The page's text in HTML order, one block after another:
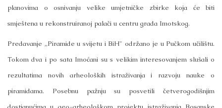
planovima o osnivanju velike umjetničke zbirke koja će biti
smještena u rekonstruiranoj palači u centru grada Imotskog.
Predavanje „Piramide u svijetu i BiH" održano je u Pučkom učilištu.
Tokom dva i po sata Imoćani su s velikim interesovanjem slušali o
rezultatima novih arheoloških istraživanja i razvoju nauke o
piramidama. Posebnu pažnju su posvetili četverogodišnjim